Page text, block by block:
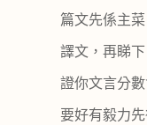
篇文先係主
譯文，再睇
證你文言分
要好有毅力